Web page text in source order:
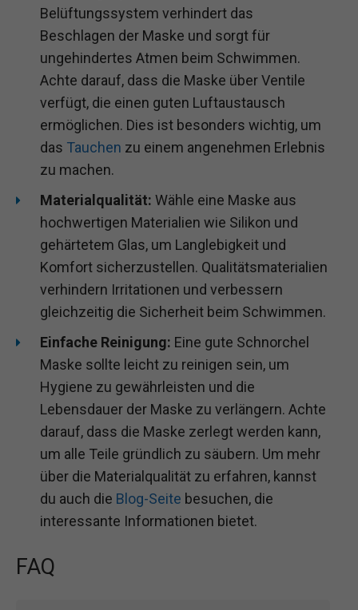
Belüftungssystem verhindert das
Beschlagen der Maske und sorgt für
ungehindertes Atmen beim Schwimmen.
Achte darauf, dass die Maske über Ventile
verfügt, die einen guten Luftaustausch
ermöglichen. Dies ist besonders wichtig, um
das Tauchen zu einem angenehmen Erlebnis
zu machen.
Materialqualität: Wähle eine Maske aus
hochwertigen Materialien wie Silikon und
gehärtetem Glas, um Langlebigkeit und
Komfort sicherzustellen. Qualitätsmaterialien
verhindern Irritationen und verbessern
gleichzeitig die Sicherheit beim Schwimmen.
Einfache Reinigung: Eine gute Schnorchel
Maske sollte leicht zu reinigen sein, um
Hygiene zu gewährleisten und die
Lebensdauer der Maske zu verlängern. Achte
darauf, dass die Maske zerlegt werden kann,
um alle Teile gründlich zu säubern. Um mehr
über die Materialqualität zu erfahren, kannst
du auch die Blog-Seite besuchen, die
interessante Informationen bietet.
FAQ